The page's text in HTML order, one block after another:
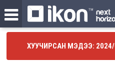
ХУУЧИРСАН МЭДЭЭ: